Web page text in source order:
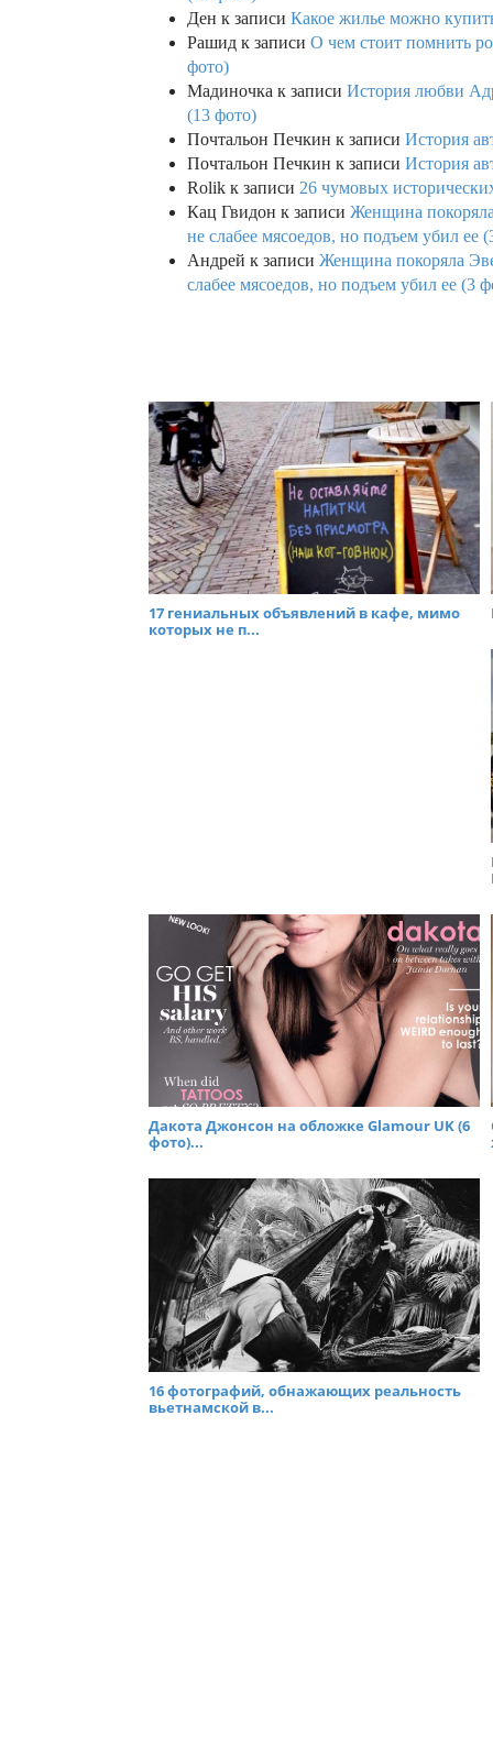
Ден к записи Какое жилье можно
Рашид к записи О чем стоит помнить
фото)
Мадиночка к записи История любви
(13 фото)
Почтальон Печкин к записи История
Почтальон Печкин к записи История
Rolik к записи 26 чумовых
Кац Гвидон к записи Женщина
не слабее мясоедов, но подъем убил ее
Андрей к записи Женщина покоряла
слабее мясоедов, но подъем убил ее (3
17 гениальных объявлений в кафе, мимо
которых не п...
Дакота Джонсон на обложке Glamour UK (6
фото)...
16 фотографий, обнажающих реальность
вьетнамской в...